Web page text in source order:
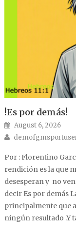
!Es por demás!
Posted on
August 6, 2026
Author
Por : Florentino
rendición es la que
desesperan y no
decir Es por demás
principalmente que
ningún resultado .Y